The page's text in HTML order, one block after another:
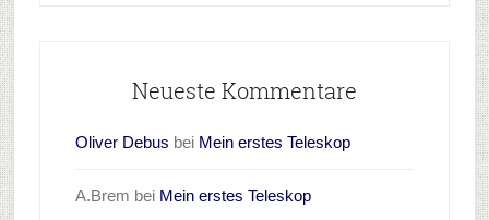
Neueste Kommentare
Oliver Debus bei Mein erstes Teleskop
A.Brem bei Mein erstes Teleskop